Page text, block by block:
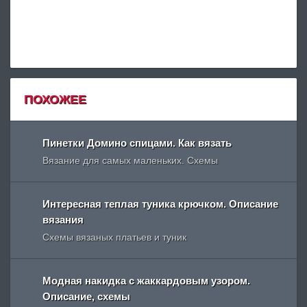
ПОХОЖЕЕ
Пинетки Домино спицами. Как вязать
Вязание для самых маленьких. Схемы
Интересная теплая туника крючком. Описание
вязания
Схемы вязаных платьев и туник
Модная накидка с жаккардовым узором.
Описание, схемы